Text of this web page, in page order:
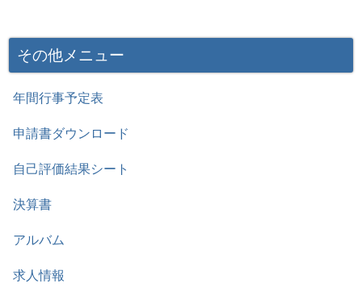
その他メニュー
年間行事予定表
申請書ダウンロード
自己評価結果シート
決算書
アルバム
求人情報